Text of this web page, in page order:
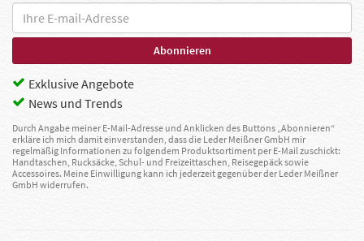
Exklusive Angebote
News und Trends
Durch Angabe meiner E-Mail-Adresse und Anklicken des Buttons „Abonnieren“
erkläre ich mich damit einverstanden, dass die Leder Meißner GmbH mir
regelmäßig Informationen zu folgendem Produktsortiment per E-Mail zuschickt:
Handtaschen, Rucksäcke, Schul- und Freizeittaschen, Reisegepäck sowie
Accessoires. Meine Einwilligung kann ich jederzeit gegenüber der Leder Meißner
GmbH widerrufen.